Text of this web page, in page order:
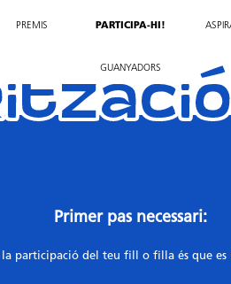
PREMIS PARTICIPA-HI!
GUANYADORS
Primer pas necessari:
participació del teu fill o filla és que es